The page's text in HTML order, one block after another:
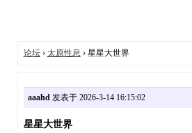
论坛› 太原性息 › 星星大世界
aaahd发表于 2026-3-14 16:15:02
星星大世界